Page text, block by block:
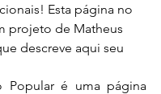
Esta página no
projeto de Matheus
descreve aqui seu
Popular é uma página